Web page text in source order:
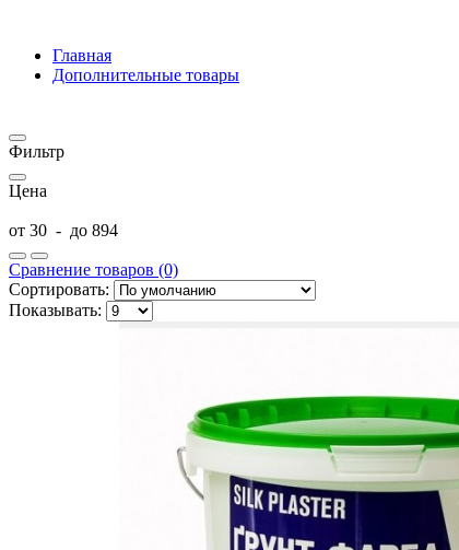
Главная
Дополнительные товары
Фильтр
Цена
от 30 - до 894
Сравнение товаров (0)
Сортировать:
Показывать: